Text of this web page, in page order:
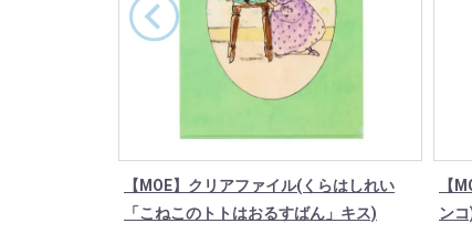
【MOE】クリアファイル(くらはしれい
「こねこのトトはおるすばん」キス)
【
ン